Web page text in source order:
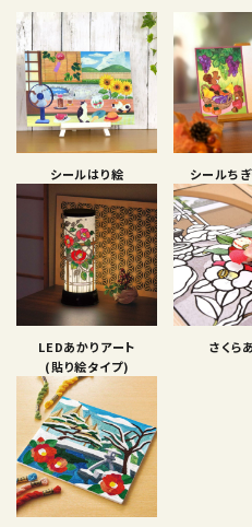
シールはり絵 シールち
LEDあかりアート
(貼り絵タイプ)
さくら